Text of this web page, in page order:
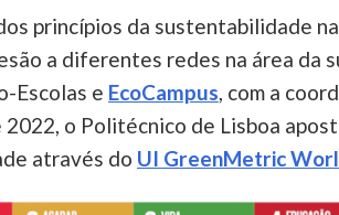
princípios da sustentabilidade
a diferentes redes na área da
Escolas e EcoCampus, com a
2022, o Politécnico de Lisboa
através do UI GreenMetric